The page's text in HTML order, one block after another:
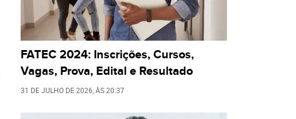
FATEC 2024: Inscrições, Cursos,
Vagas, Prova, Edital e Resultado
31 DE JULHO DE 2026 , ÀS20:37